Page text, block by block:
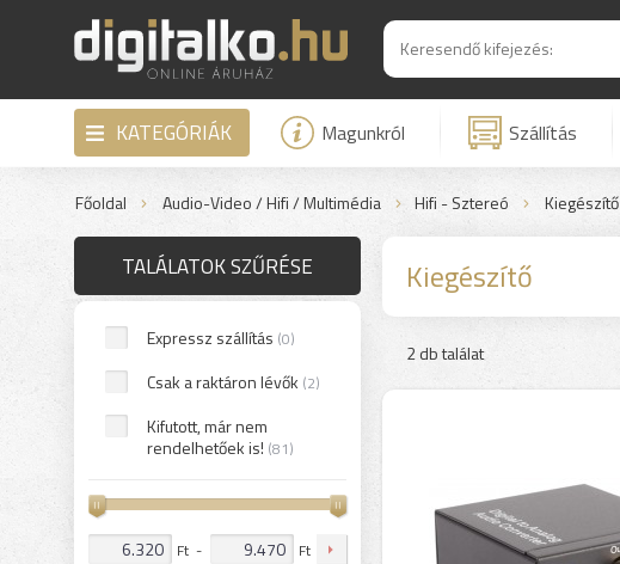
KATEGÓRIÁK Magunkról Szállítás
Főoldal Audio-Video / Hifi / Multimédia Hifi - Sztereó Kiegészítő
TALÁLATOK SZŰRÉSE
Expressz szállítás (0)
Csak a raktáron lévők (2)
Kifutott, már nem
rendelhetőek is! (81)
Ft - Ft
Kiegészítő
2 db találat